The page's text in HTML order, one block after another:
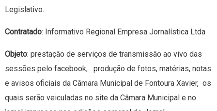
Legislativo.
Contratado: Informativo Regional Empresa Jornalística Ltda
Objeto: prestação de serviços de transmissão ao vivo das
sessões pelo facebook, produção de fotos, matérias, notas
e avisos oficiais da Câmara Municipal de Fontoura Xavier, os
quais serão veiculadas no site da Câmara Municipal e no